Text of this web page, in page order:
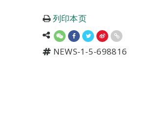
列印本页
NEWS-1-5-698816